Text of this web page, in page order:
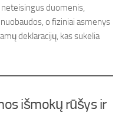
duomenis,
o fiziniai asmenys
deklaracijų, kas sukelia
išmokų rūšys ir